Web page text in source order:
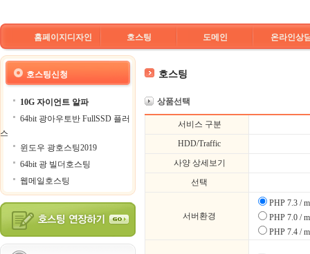
홈페이지디자인 호스팅 도메인 온라인상
호스팅신청
10G 자이언트 알파
64bit 광아우토반 FullSSD 플러
스
윈도우 광호스팅2019
64bit 광 빌더호스팅
웹메일호스팅
호스팅
상품선택
서비스 구분
HDD/Traffic
사양 상세보기
선택
서버환경
PHP 7.3 /
PHP 7.0 /
PHP 7.4 /